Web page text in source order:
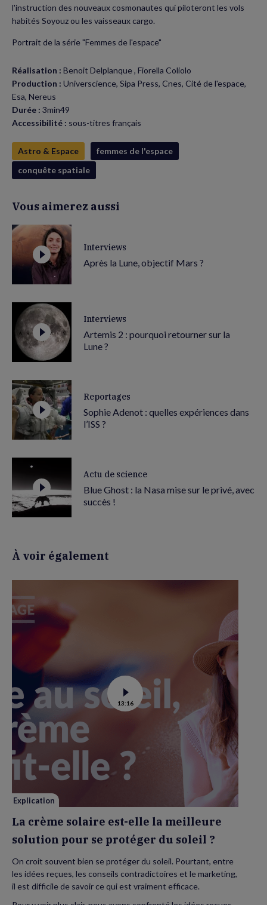
fenêtre)fenêtre)
l'instruction des nouveaux cosmonautes qui piloteront les vols
habités Soyouz ou les vaisseaux cargo.
Portrait de la série "Femmes de l'espace"
Réalisation : Benoit Delplanque , Fiorella Coliolo
Production : Universcience, Sipa Press, Cnes, Cité de l'espace,
Esa, Nereus
Durée : 3min49
Accessibilité : sous-titres français
Astro & Espace
femmes de l'espace
conquête spatiale
Vous aimerez aussi
Interviews
Après la Lune, objectif Mars ?
Interviews
Artemis 2 : pourquoi retourner sur la
Lune ?
Reportages
Sophie Adenot : quelles expériences dans
l’ISS ?
Actu de science
Blue Ghost : la Nasa mise sur le privé, avec
succès !
À voir également
Voir
la
vidéo
est-
elle
la
meilleure
solution
protéger
soleil
13:16
Explication
La crème solaire est-elle la meilleure
solution pour se protéger du soleil ?
On croit souvent bien se protéger du soleil. Pourtant, entre
les idées reçues, les conseils contradictoires et le marketing,
il est difficile de savoir ce qui est vraiment efficace.